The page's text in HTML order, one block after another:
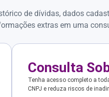
de dívidas, dados
extras em uma
Consulta
Tenha acesso completo a
CNPJ e reduza riscos de